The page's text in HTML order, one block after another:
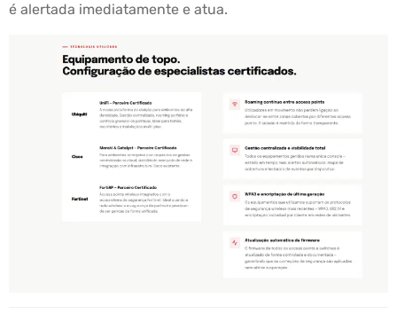
é alertada imediatamente e atua.